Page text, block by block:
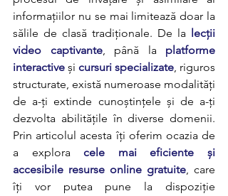
informațiilor nu se mai limitează doar la
sălile de clasă tradiționale. De la lecții
video captivante, până la platforme
interactive și cursuri specializate, riguros
structurate, există numeroase modalități
de a-ți extinde cunoștințele și de a-ți
dezvolta abilitățile în diverse domenii.
Prin articolul acesta îți oferim ocazia de
a explora cele mai eficiente și
accesibile resurse online gratuite, care
îți vor putea pune la dispoziție